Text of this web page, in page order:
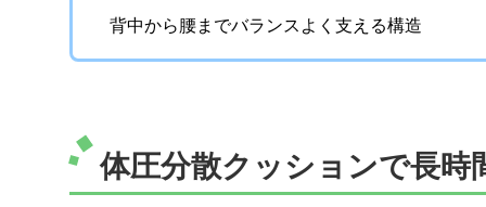
背中から腰までバランスよく支える構造
体圧分散クッションで長時